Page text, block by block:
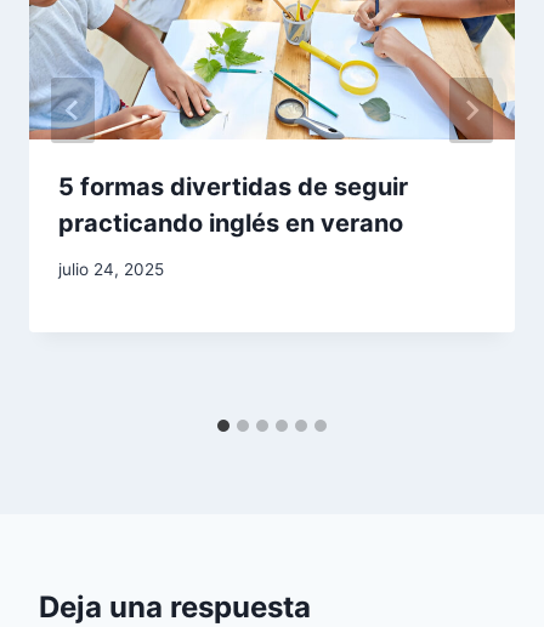
5 formas divertidas de seguir
practicando inglés en verano
julio 24, 2025
Deja una respuesta